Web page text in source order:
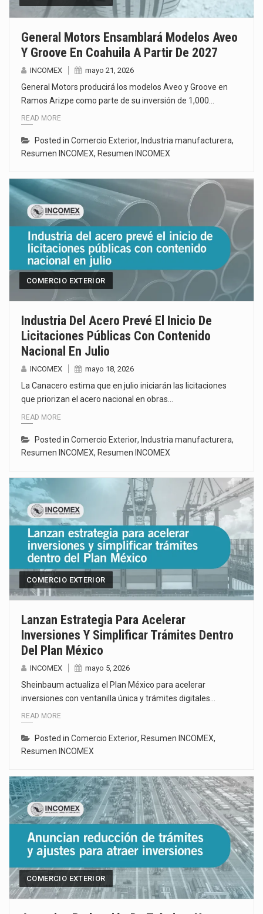
General Motors Ensamblará Modelos Aveo
Y Groove En Coahuila A Partir De 2027
INCOMEX mayo 21, 2026
General Motors producirá los modelos Aveo y Groove en
Ramos Arizpe como parte de su inversión de 1,000…
READ MORE
Posted in Comercio Exterior, Industria manufacturera,
Resumen INCOMEX, Resumen INCOMEX
COMERCIO EXTERIOR
Industria Del Acero Prevé El Inicio De
Licitaciones Públicas Con Contenido
Nacional En Julio
INCOMEX mayo 18, 2026
La Canacero estima que en julio iniciarán las licitaciones
que priorizan el acero nacional en obras…
READ MORE
Posted in Comercio Exterior, Industria manufacturera,
Resumen INCOMEX, Resumen INCOMEX
COMERCIO EXTERIOR
Lanzan Estrategia Para Acelerar
Inversiones Y Simplificar Trámites Dentro
Del Plan México
INCOMEX mayo 5, 2026
Sheinbaum actualiza el Plan México para acelerar
inversiones con ventanilla única y trámites digitales…
READ MORE
Posted in Comercio Exterior, Resumen INCOMEX,
Resumen INCOMEX
COMERCIO EXTERIOR